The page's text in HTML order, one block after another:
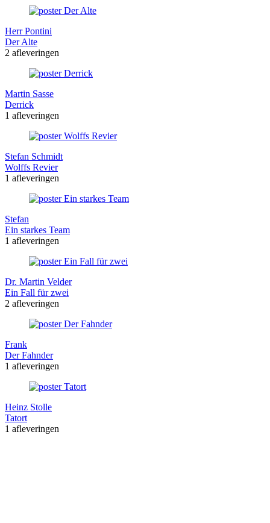
Herr Pontini
Der Alte
2 afleveringen
Martin Sasse
Derrick
1 afleveringen
Stefan Schmidt
Wolffs Revier
1 afleveringen
Stefan
Ein starkes Team
1 afleveringen
Dr. Martin Velder
Ein Fall für zwei
2 afleveringen
Frank
Der Fahnder
1 afleveringen
Heinz Stolle
Tatort
1 afleveringen